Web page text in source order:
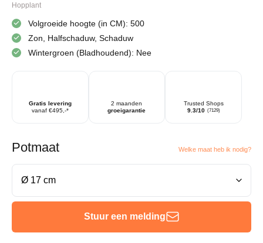
Hopplant
Volgroeide hoogte (in CM): 500
Zon, Halfschaduw, Schaduw
Wintergroen (Bladhoudend): Nee
Gratis levering
vanaf €495,-*
2 maanden
groeigarantie
Trusted Shops
9.3/10 (7129)
Potmaat Welke maat heb ik nodig?
Stuur een melding